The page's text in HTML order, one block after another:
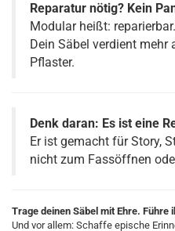
Reparatur nötig? Kein
Modular heißt:
Dein Säbel verdient mehr
Pflaster.
Denk daran: Es ist eine
Er ist gemacht für Story,
nicht zum Fassöffnen
Trage deinen Säbel mit Ehre. Führe
Und vor allem: Schaffe epische